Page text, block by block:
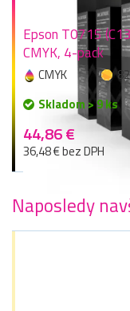
Epson T0715
CMYK, 4-pack
CMYK
Skladom > 9 ks
44,86 €
36,48 € bez DPH
Naposledy